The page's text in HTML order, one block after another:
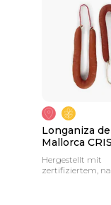
Longaniza de
Mallorca
Hergestellt mit
zertifiziertem,